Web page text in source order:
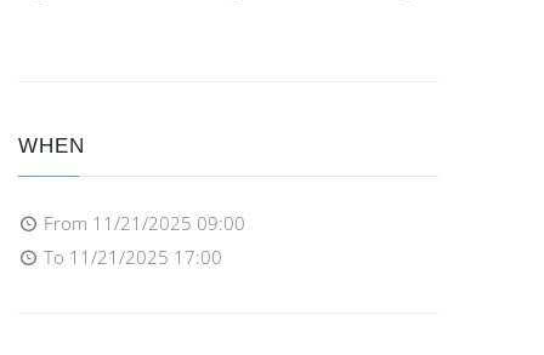
WHEN
From 11/21/2025 09:00
To 11/21/2025 17:00